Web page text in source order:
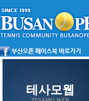
테사모웹